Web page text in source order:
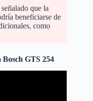
que la
beneficiarse de
como
GTS 254